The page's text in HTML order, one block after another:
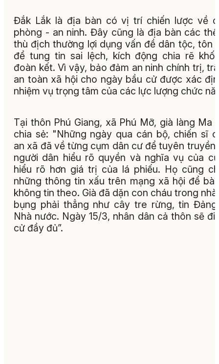
Đắk Lắk là địa bàn có vị trí chiến lược về
phòng - an ninh. Đây cũng là địa bàn các
thù địch thường lợi dụng vấn đề dân tộc, tôn
để tung tin sai lệch, kích động chia rẽ
đoàn kết. Vì vậy, bảo đảm an ninh chính trị,
an toàn xã hội cho ngày bầu cử được xác
nhiệm vụ trọng tâm của các lực lượng chức
Tại thôn Phú Giang, xã Phú Mỡ, già làng Ma
chia sẻ: "Những ngày qua cán bộ, chiến sĩ
an xã đã về từng cụm dân cư để tuyên truyền
người dân hiểu rõ quyền và nghĩa vụ của
hiểu rõ hơn giá trị của lá phiếu. Họ cũng
những thông tin xấu trên mạng xã hội để bà
không tin theo. Già đã dặn con cháu trong
bụng phải thẳng như cây tre rừng, tin
Nhà nước. Ngày 15/3, nhân dân cả thôn sẽ đi
cử đầy đủ”.